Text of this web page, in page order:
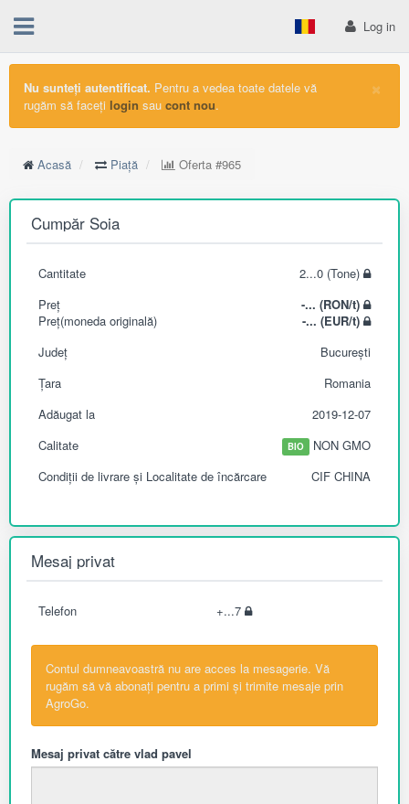
Log in
×
Nu sunteți autentificat. Pentru a vedea toate datele vă
rugăm să faceți login sau cont nou.
Acasă Piață Oferta #965
Cumpăr Soia
Cantitate
2...0 (Tone)
Preț
Preț(moneda originală)
-... (RON/t)
-... (EUR/t)
Județ
București
Țara
Romania
Adăugat la
2019-12-07
Calitate
BIO
NON GMO
Condiții de livrare și Localitate de încărcare
CIF CHINA
Mesaj privat
Telefon +...7
Contul dumneavoastră nu are acces la mesagerie. Vă
rugăm să vă abonați pentru a primi și trimite mesaje prin
AgroGo.
Mesaj privat către vlad pavel